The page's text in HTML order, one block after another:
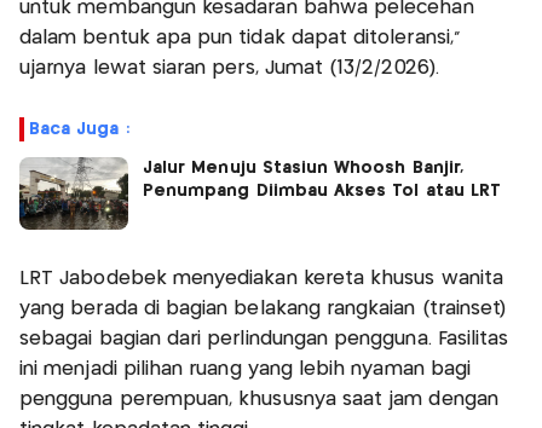
untuk membangun kesadaran bahwa pelecehan
dalam bentuk apa pun tidak dapat ditoleransi,”
ujarnya lewat siaran pers, Jumat (13/2/2026).
Baca Juga :
Jalur Menuju Stasiun Whoosh Banjir,
Penumpang Diimbau Akses Tol atau LRT
LRT Jabodebek menyediakan kereta khusus wanita
yang berada di bagian belakang rangkaian (trainset)
sebagai bagian dari perlindungan pengguna. Fasilitas
ini menjadi pilihan ruang yang lebih nyaman bagi
pengguna perempuan, khususnya saat jam dengan